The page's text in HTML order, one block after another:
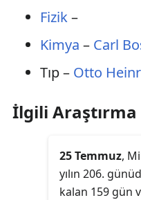
Fizik–
Kimya – Carl
Tıp – Otto
İlgili
25 Temmuz,
yılın 206.
kalan 159 gün